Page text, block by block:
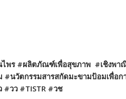
พร #ผลิตภัณฑ์เพื่อสุขภาพ #เชิงพา
#นวัตกรรมสารสกัดมะขามป้อมเพื่อ
#วว #TISTR #วช